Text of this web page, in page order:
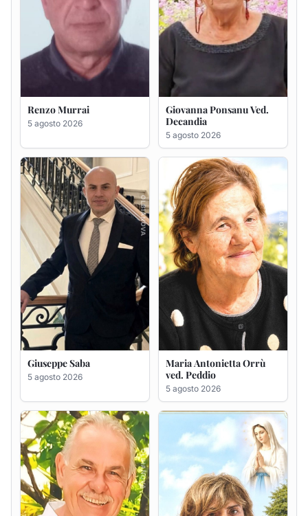
Giuseppe Saba
5 agosto 2026
Maria Antonietta Orrù
ved. Peddio
5 agosto 2026
Giuseppe Deiana
5 agosto 2026
Rosa Maria Usai ved.
D'Attellis
5 agosto 2026